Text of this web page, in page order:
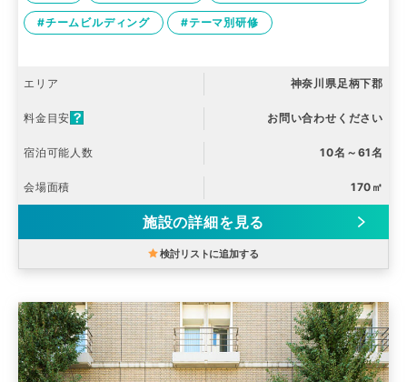
#チームビルディング #テーマ別研修
エリア 神奈川県足柄下郡
料金目安 お問い合わせください
宿泊可能人数 10名～61名
会場面積 170㎡
施設の詳細を見る
検討リストに追加する